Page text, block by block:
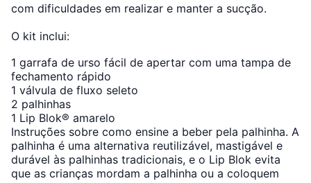
com dificuldades em realizar e manter a sucção.
O kit inclui:
1 garrafa de urso fácil de apertar com uma tampa de
fechamento rápido
1 válvula de fluxo seleto
2 palhinhas
1 Lip Blok® amarelo
Instruções sobre como ensine a beber pela palhinha. A
palhinha é uma alternativa reutilizável, mastigável e
durável às palhinhas tradicionais, e o Lip Blok evita
que as crianças mordam a palhinha ou a coloquem